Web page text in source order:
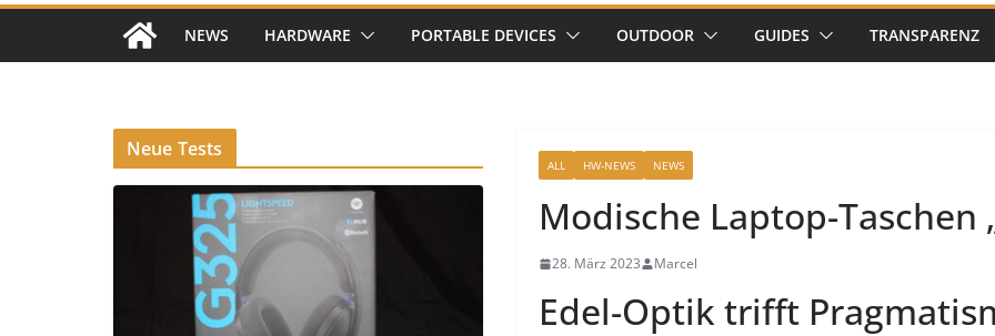
NEWS HARDWARE PORTABLE DEVICES OUTDOOR GUIDES TRANSPARENZ
ALL HW-NEWS NEWS
Modische Laptop-Taschen
28. März 2023 Marcel
Edel-Optik trifft
Neue Tests